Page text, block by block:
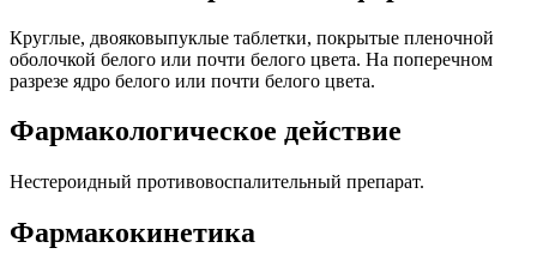
Круглые, двояковыпуклые таблетки, покрытые пленочной
оболочкой белого или почти белого цвета. На поперечном
разрезе ядро белого или почти белого цвета.
Фармакологическое действие
Нестероидный противовоспалительный препарат.
Фармакокинетика